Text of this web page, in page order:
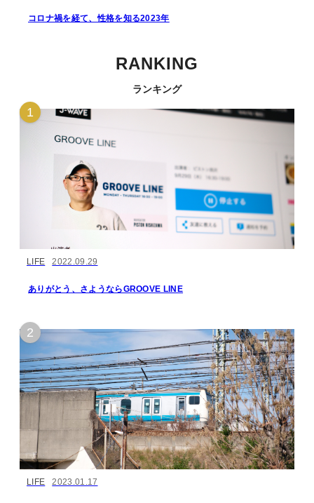
コロナ禍を経て、性格を知る2023年
RANKING
ランキング
LIFE 2022.09.29
ありがとう、さようならGROOVE LINE
LIFE 2023.01.17